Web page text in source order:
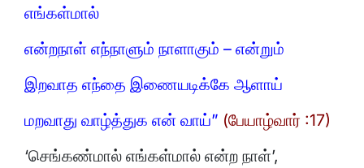
எங்கள்மால்
என்றநாள் எந்நாளும் நாளாகும் – என்றும்
இறவாத எந்தை இணையடிக்கே ஆளாய்
மறவாது வாழ்த்துக என் வாய்” (பேயாழ்வார் :17)
‘செங்கண்மால் எங்கள்மால் என்ற நாள்’,